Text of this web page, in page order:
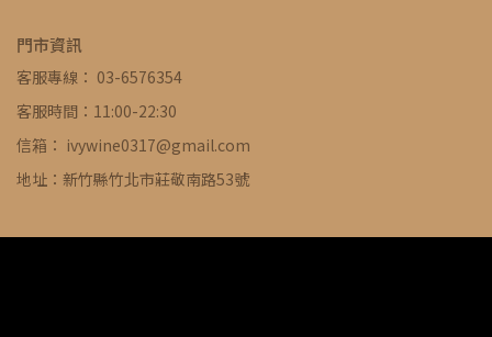
門市資訊
客服專線： 03-6576354
客服時間：11:00-22:30
信箱： ivywine0317@gmail.com
地址：新竹縣竹北市莊敬南路53號